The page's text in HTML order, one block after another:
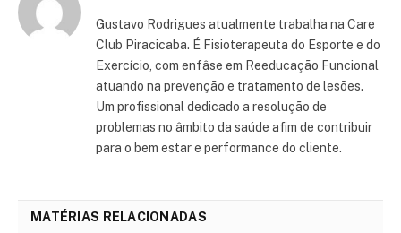
Gustavo Rodrigues atualmente trabalha na Care
Club Piracicaba. É Fisioterapeuta do Esporte e do
Exercício, com enfâse em Reeducação Funcional
atuando na prevenção e tratamento de lesões.
Um profissional dedicado a resolução de
problemas no âmbito da saúde afim de contribuir
para o bem estar e performance do cliente.
MATÉRIAS RELACIONADAS